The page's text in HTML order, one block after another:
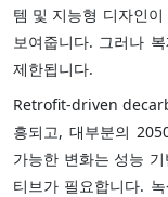
템 및 지능형 디자인
보여줍니다. 그러나
제한됩니다.
Retrofit-driven
흥되고, 대부분의
가능한 변화는 성능
티브가 필요합니다.